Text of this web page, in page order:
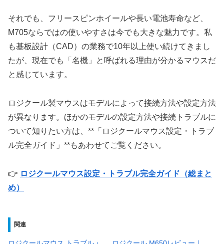
それでも、フリースピンホイールや長い電池寿命など、
M705ならではの使いやすさは今でも大きな魅力です。私
も基板設計（CAD）の業務で10年以上使い続けてきまし
たが、現在でも「名機」と呼ばれる理由が分かるマウスだ
と感じています。
ロジクール製マウスはモデルによって接続方法や設定方法
が異なります。ほかのモデルの設定方法や接続トラブルに
ついて知りたい方は、**「ロジクールマウス設定・トラブ
ル完全ガイド」**もあわせてご覧ください。
👉 ロジクールマウス設定・トラブル完全ガイド（総まと
め）
関連